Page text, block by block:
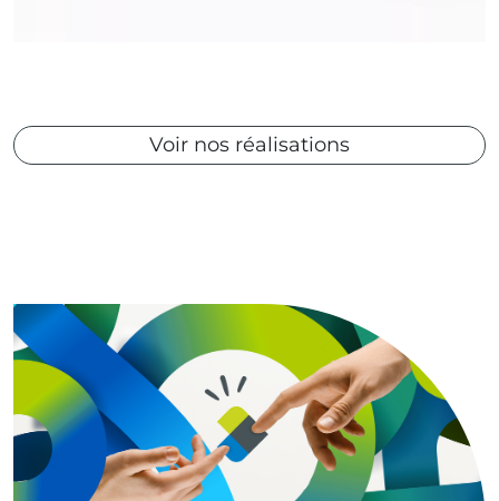
Voir nos réalisations